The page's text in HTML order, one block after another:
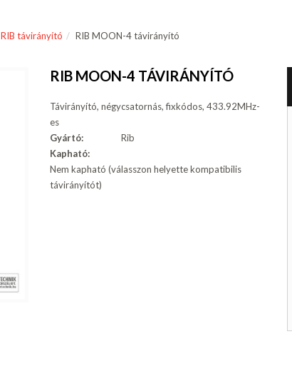
RIB távirányító RIB MOON-4 távirányító
RIB MOON-4 TÁVIRÁNYÍTÓ
Távirányító, négycsatornás, fixkódos, 433.92MHz-
es
Gyártó:
Rib
Kapható:
Nem kapható (válasszon helyette kompatibilis
távirányítót)